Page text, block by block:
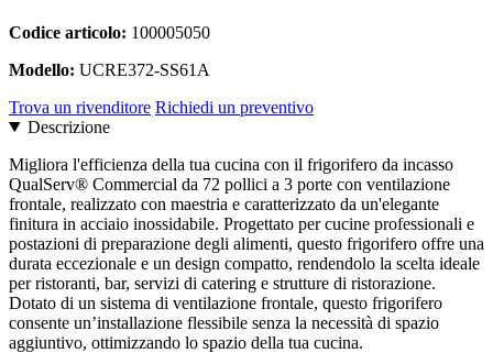
Codice articolo: 100005050
Modello: UCRE372-SS61A
Trova un rivenditore Richiedi un preventivo
Descrizione
Migliora l'efficienza della tua cucina con il frigorifero da incasso
QualServ® Commercial da 72 pollici a 3 porte con ventilazione
frontale, realizzato con maestria e caratterizzato da un'elegante
finitura in acciaio inossidabile. Progettato per cucine professionali e
postazioni di preparazione degli alimenti, questo frigorifero offre una
durata eccezionale e un design compatto, rendendolo la scelta ideale
per ristoranti, bar, servizi di catering e strutture di ristorazione.
Dotato di un sistema di ventilazione frontale, questo frigorifero
consente un’installazione flessibile senza la necessità di spazio
aggiuntivo, ottimizzando lo spazio della tua cucina.